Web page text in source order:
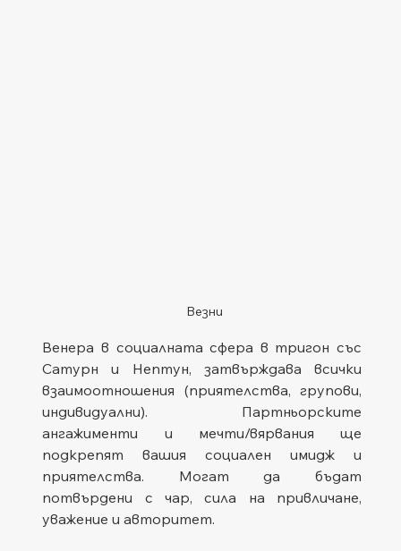
Везни
Венера в социалната сфера в тригон със
Сатурн и Нептун, затвърждава всички
взаимоотношения (приятелства, групови,
индивидуални). Партньорските
ангажименти и мечти/вярвания ще
подкрепят вашия социален имидж и
приятелства. Могат да бъдат
потвърдени с чар, сила на привличане,
уважение и авторитет.